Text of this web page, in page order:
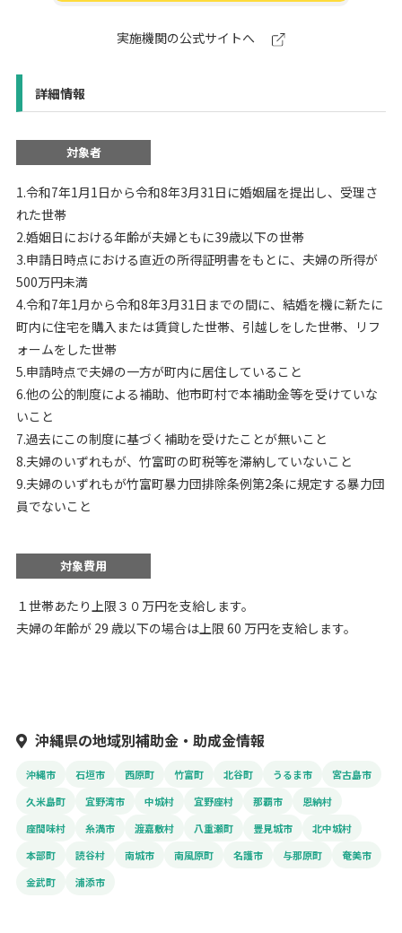
実施機関の公式サイトへ
詳細情報
対象者
1.令和7年1月1日から令和8年3月31日に婚姻届を提出し、受理さ
れた世帯
2.婚姻日における年齢が夫婦ともに39歳以下の世帯
3.申請日時点における直近の所得証明書をもとに、夫婦の所得が
500万円未満
4.令和7年1月から令和8年3月31日までの間に、結婚を機に新たに
町内に住宅を購入または賃貸した世帯、引越しをした世帯、リフ
ォームをした世帯
5.申請時点で夫婦の一方が町内に居住していること
6.他の公的制度による補助、他市町村で本補助金等を受けていな
いこと
7.過去にこの制度に基づく補助を受けたことが無いこと
8.夫婦のいずれもが、竹富町の町税等を滞納していないこと
9.夫婦のいずれもが竹富町暴力団排除条例第2条に規定する暴力団
員でないこと
対象費用
１世帯あたり上限３０万円を支給します。
夫婦の年齢が 29 歳以下の場合は上限 60 万円を支給します。
沖縄県の地域別補助金・助成金情報
沖縄市 石垣市 西原町 竹富町 北谷町 うるま市
宮古島市
久米島町
宜野湾市 中城村 宜野座村 那覇市
恩納村
座間味村
糸満市 渡嘉敷村 八重瀬町 豊見城市
北中城村
本部町
読谷村 南城市 南風原町 名護市 与那原町
奄美市
金武町
浦添市